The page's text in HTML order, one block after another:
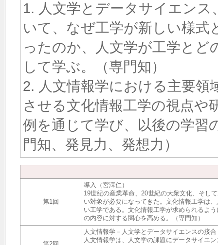
1. 人文学とデータサイエン
いて、なぜ工学が新しい様
ったのか、人文学が工学と
して学ぶ。（専門知）
2. 人文情報学における主要
させる文化情報工学の視点や
例を通じて学び、以後の学習
門知、発見力、発想力）
第1回
導入（宮澤仁）
19世紀の産業革命、20世紀の大衆文化、そし
い対象が必要になってきた。文化情報工学は
い工学である。文化情報工学が求められるよ
の内容に対する関心を高める。（専門知）
人文情報学－人文学とデータサイエンスの接
人文情報学は、人文学の課題にデータサイエ